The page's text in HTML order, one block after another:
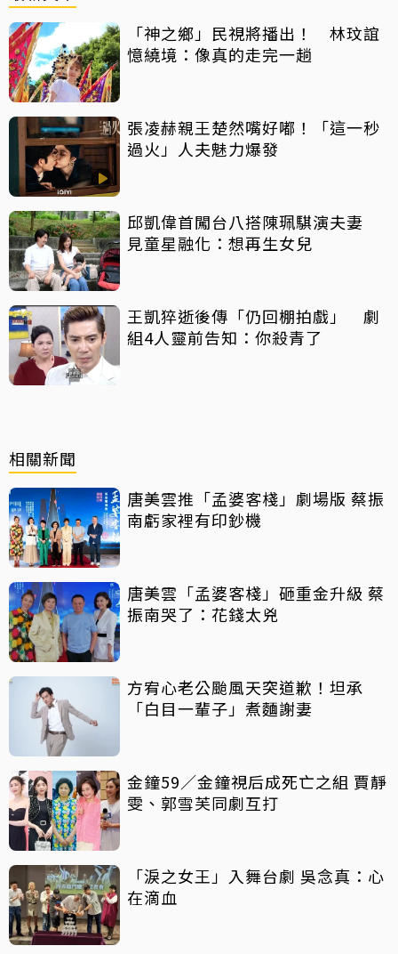
「神之鄉」民視將播出！ 林玟誼
憶繞境：像真的走完一趟
張凌赫親王楚然嘴好嘟！「這一秒
過火」人夫魅力爆發
邱凱偉首闖台八搭陳珮騏演夫妻
見童星融化：想再生女兒
王凱猝逝後傳「仍回棚拍戲」 劇
組4人靈前告知：你殺青了
相關新聞
唐美雲推「孟婆客棧」劇場版 蔡振
南虧家裡有印鈔機
唐美雲「孟婆客棧」砸重金升級 蔡
振南哭了：花錢太兇
方宥心老公颱風天突道歉！坦承
「白目一輩子」煮麵謝妻
金鐘59／金鐘視后成死亡之組 賈靜
雯、郭雪芙同劇互打
「淚之女王」入舞台劇 吳念真：心
在滴血